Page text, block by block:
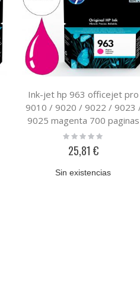
Ink-jet hp 963 officejet pro
9010 / 9020 / 9022 / 9023
9025 magenta 700 paginas
Rating:
25,81 €
Sin existencias